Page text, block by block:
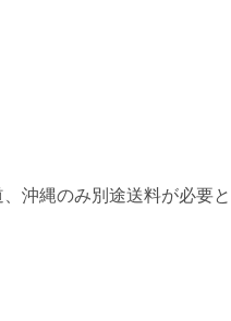
縄のみ別途送料が必要